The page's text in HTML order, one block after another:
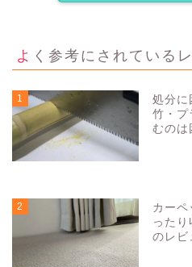
よく参考にされている
1
処分に
竹・プ
むのは
2
カー
ったり
のレビ